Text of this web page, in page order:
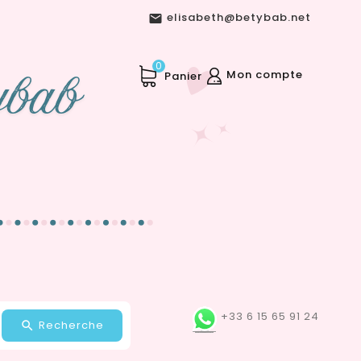
 elisabeth@betybab.net
Mon compte
Panier
0
+33 6 15 65 91 24
Recherche